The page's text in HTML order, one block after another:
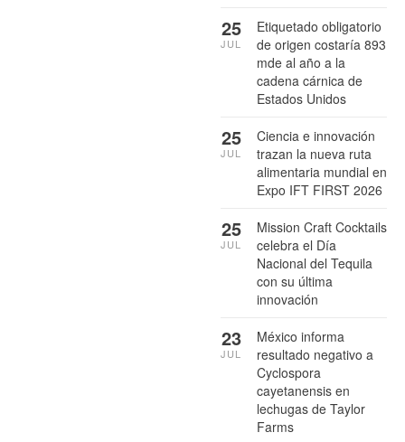
Etiquetado obligatorio
de origen costaría 893
mde al año a la
cadena cárnica de
Estados Unidos
25
JUL
Ciencia e innovación
trazan la nueva ruta
alimentaria mundial en
Expo IFT FIRST 2026
25
JUL
Mission Craft Cocktails
celebra el Día
Nacional del Tequila
con su última
innovación
25
JUL
México informa
resultado negativo a
Cyclospora
cayetanensis en
lechugas de Taylor
Farms
23
JUL